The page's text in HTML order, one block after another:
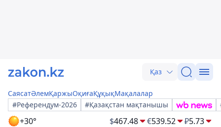
Қаз
СаясатӘлемҚаржыОқиғаҚұқықМақалалар
#Референдум-2026
#Қазақстан мақтанышы
+30° $467.48 €539.52 ₽5.73